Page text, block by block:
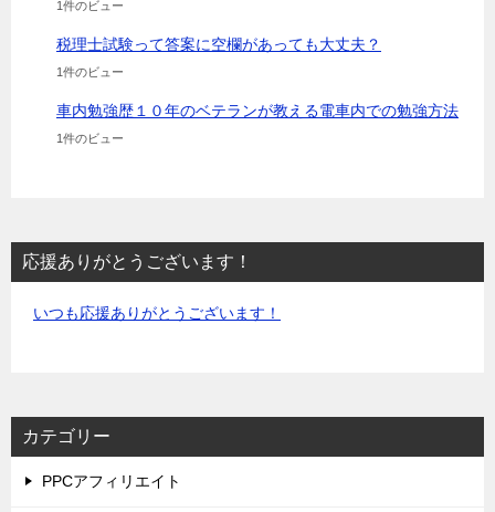
1件のビュー
税理士試験って答案に空欄があっても大丈夫？
1件のビュー
車内勉強歴１０年のベテランが教える電車内での勉強方法
1件のビュー
応援ありがとうございます！
いつも応援ありがとうございます！
カテゴリー
PPCアフィリエイト